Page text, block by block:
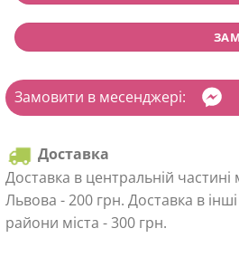
Замовити в месенджері:
Доставка
Доставка в центральній частині
Львова - 200 грн. Доставка в інші
райони міста - 300 грн.